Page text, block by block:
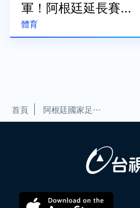
體育
軍！阿根廷延長賽...
首頁 阿根廷國家足球隊比賽